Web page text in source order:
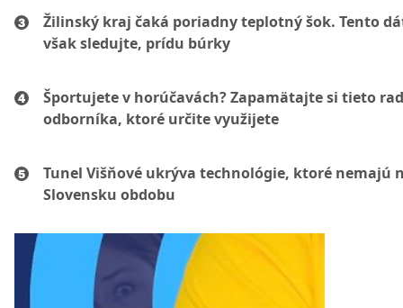
Žilinský kraj čaká poriadny teplotný šok. Tento
však sledujte, prídu búrky
Športujete v horúčavách? Zapamätajte si tieto
odborníka, ktoré určite využijete
Tunel Višňové ukrýva technológie, ktoré nemajú
Slovensku obdobu